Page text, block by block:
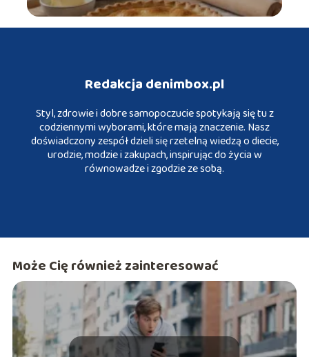
Redakcja denimbox.pl
Styl, zdrowie i dobre samopoczucie spotykają się tu z
codziennymi wyborami, które mają znaczenie. Nasz
doświadczony zespół dzieli się rzetelną wiedzą o diecie,
urodzie, modzie i zakupach, inspirując do życia w
równowadze i zgodzie ze sobą.
Może Cię również zainteresować